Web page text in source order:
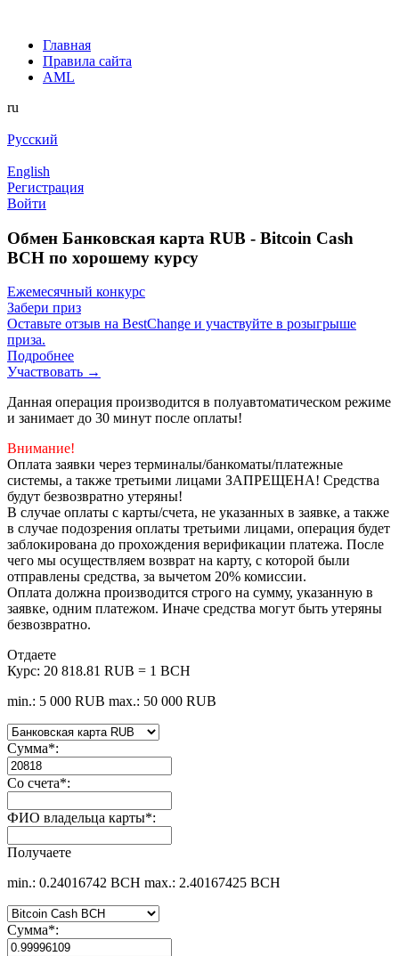
Главная
Правила сайта
AML
ru
Русский
English
Регистрация
Войти
Обмен Банковская карта RUB - Bitcoin Cash
BCH по хорошему курсу
Ежемесячный конкурс
Забери приз
Оставьте отзыв на BestChange и участвуйте в розыгрыше
приза.
Подробнее
Участвовать →
Данная операция производится в полуавтоматическом режиме
и занимает до 30 минут после оплаты!
Внимание!
Оплата заявки через терминалы/банкоматы/платежные
системы, а также третьими лицами ЗАПРЕЩЕНА! Средства
будут безвозвратно утеряны!
В случае оплаты с карты/счета, не указанных в заявке, а также
в случае подозрения оплаты третьими лицами, операция будет
заблокирована до прохождения верификации платежа. После
чего мы осуществляем возврат на карту, с которой были
отправлены средства, за вычетом 20% комиссии.
Оплата должна производится строго на сумму, указанную в
заявке, одним платежом. Иначе средства могут быть утеряны
безвозвратно.
Отдаете
Курс: 20 818.81 RUB = 1 BCH
min.: 5 000 RUB max.: 50 000 RUB
Сумма*:
Со счета*:
ФИО владельца карты*:
Получаете
min.: 0.24016742 BCH max.: 2.40167425 BCH
Сумма*: